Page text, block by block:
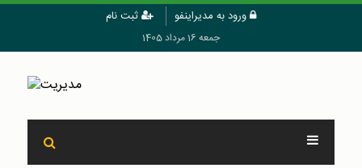
ورود به مدیراینفو ثبت نام
جمعه 16 مرداد 1405